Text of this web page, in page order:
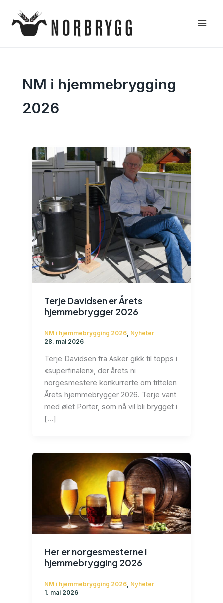
rett
NM i hjemmebrygging
2026
Terje Davidsen er Årets
hjemmebrygger 2026
NM i hjemmebrygging 2026 Nyheter
28. mai 2026
Terje Davidsen fra Asker gikk til topps i
«superfinalen», der årets ni
norgesmestere konkurrerte om tittelen
Årets hjemmebrygger 2026. Terje vant
med ølet Porter, som nå vil bli brygget i
[…]
Her er norgesmesterne i
hjemmebrygging 2026
NM i hjemmebrygging 2026, Nyheter
1. mai 2026